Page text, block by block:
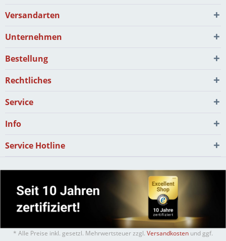
Versandarten
Unternehmen
Bestellung
Rechtliches
Service
Info
Service Hotline
* Alle Preise inkl. gesetzl. Mehrwertsteuer zzgl. Versandkosten und ggf.